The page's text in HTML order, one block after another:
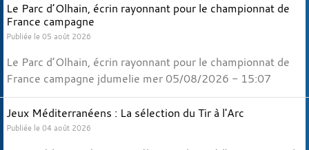
Le Parc d’Olhain, écrin rayonnant pour le championnat de
France campagne
Publiée le 05 août 2026
Le Parc d’Olhain, écrin rayonnant pour le championnat de
France campagne jdumelie mer 05/08/2026 - 15:07
Jeux Méditerranéens : La sélection du Tir à l'Arc
Publiée le 04 août 2026